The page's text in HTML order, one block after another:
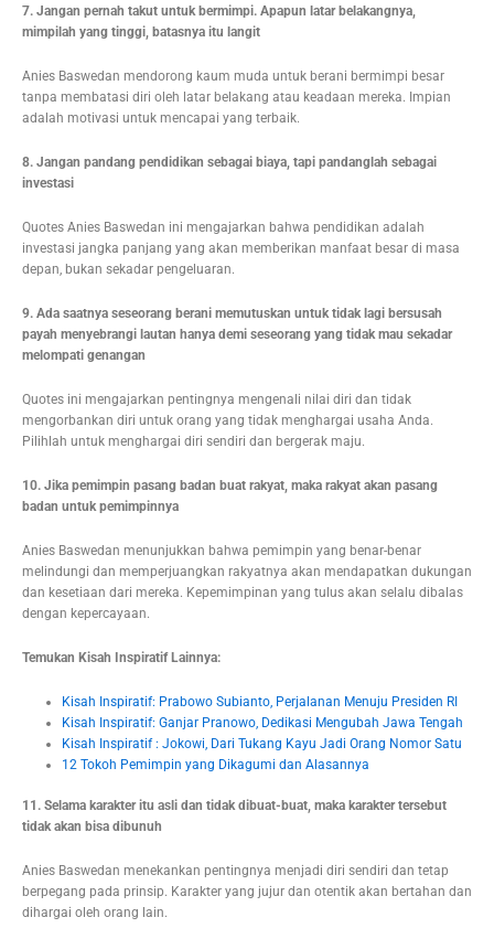
7. Jangan pernah takut untuk bermimpi. Apapun latar belakangnya,
mimpilah yang tinggi, batasnya itu langit
Anies Baswedan mendorong kaum muda untuk berani bermimpi besar
tanpa membatasi diri oleh latar belakang atau keadaan mereka. Impian
adalah motivasi untuk mencapai yang terbaik.
8. Jangan pandang pendidikan sebagai biaya, tapi pandanglah sebagai
investasi
Quotes Anies Baswedan ini mengajarkan bahwa pendidikan adalah
investasi jangka panjang yang akan memberikan manfaat besar di masa
depan, bukan sekadar pengeluaran.
9. Ada saatnya seseorang berani memutuskan untuk tidak lagi bersusah
payah menyebrangi lautan hanya demi seseorang yang tidak mau sekadar
melompati genangan
Quotes ini mengajarkan pentingnya mengenali nilai diri dan tidak
mengorbankan diri untuk orang yang tidak menghargai usaha Anda.
Pilihlah untuk menghargai diri sendiri dan bergerak maju.
10. Jika pemimpin pasang badan buat rakyat, maka rakyat akan pasang
badan untuk pemimpinnya
Anies Baswedan menunjukkan bahwa pemimpin yang benar-benar
melindungi dan memperjuangkan rakyatnya akan mendapatkan dukungan
dan kesetiaan dari mereka. Kepemimpinan yang tulus akan selalu dibalas
dengan kepercayaan.
Temukan Kisah Inspiratif Lainnya:
Kisah Inspiratif: Prabowo Subianto, Perjalanan Menuju Presiden RI
Kisah Inspiratif: Ganjar Pranowo, Dedikasi Mengubah Jawa Tengah
Kisah Inspiratif : Jokowi, Dari Tukang Kayu Jadi Orang Nomor Satu
12 Tokoh Pemimpin yang Dikagumi dan Alasannya
11. Selama karakter itu asli dan tidak dibuat-buat, maka karakter tersebut
tidak akan bisa dibunuh
Anies Baswedan menekankan pentingnya menjadi diri sendiri dan tetap
berpegang pada prinsip. Karakter yang jujur dan otentik akan bertahan dan
dihargai oleh orang lain.